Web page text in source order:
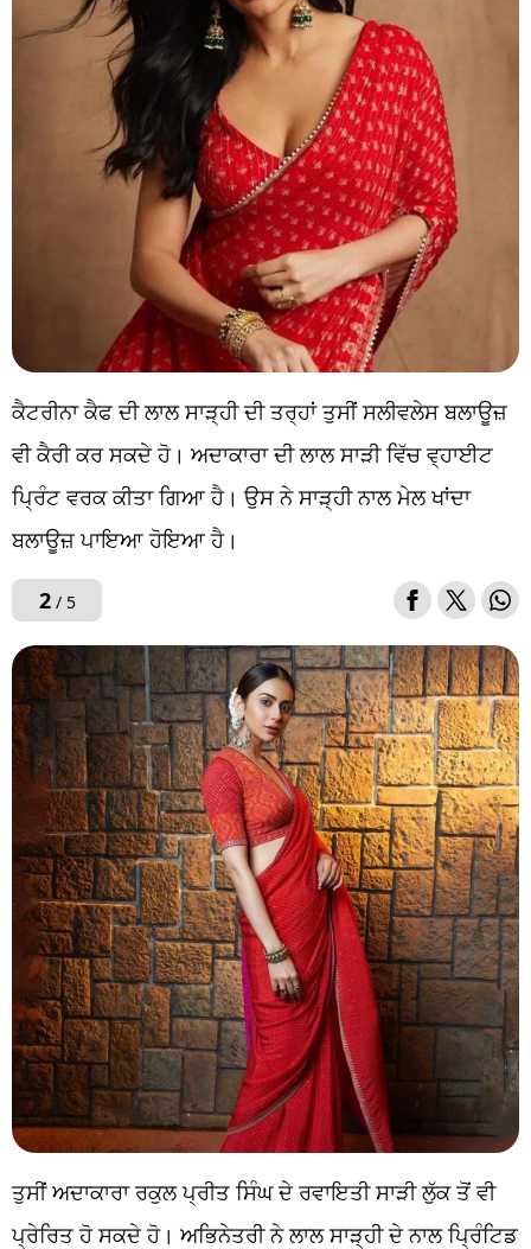
ਕੈਟਰੀਨਾ ਕੈਫ ਦੀ ਲਾਲ ਸਾੜ੍ਹੀ ਦੀ ਤਰ੍ਹਾਂ ਤੁਸੀਂ ਸਲੀਵਲੇਸ ਬਲਾਊਜ਼
ਵੀ ਕੈਰੀ ਕਰ ਸਕਦੇ ਹੋ। ਅਦਾਕਾਰਾ ਦੀ ਲਾਲ ਸਾੜੀ ਵਿੱਚ ਵ੍ਹਾਈਟ
ਪ੍ਰਿੰਟ ਵਰਕ ਕੀਤਾ ਗਿਆ ਹੈ। ਉਸ ਨੇ ਸਾੜ੍ਹੀ ਨਾਲ ਮੇਲ ਖਾਂਦਾ
ਬਲਾਊਜ਼ ਪਾਇਆ ਹੋਇਆ ਹੈ।
2/ 5
ਤੁਸੀਂ ਅਦਾਕਾਰਾ ਰਕੁਲ ਪ੍ਰੀਤ ਸਿੰਘ ਦੇ ਰਵਾਇਤੀ ਸਾੜੀ ਲੁੱਕ ਤੋਂ ਵੀ
ਪ੍ਰੇਰਿਤ ਹੋ ਸਕਦੇ ਹੋ। ਅਭਿਨੇਤਰੀ ਨੇ ਲਾਲ ਸਾੜ੍ਹੀ ਦੇ ਨਾਲ ਪ੍ਰਿੰਟਿਡ